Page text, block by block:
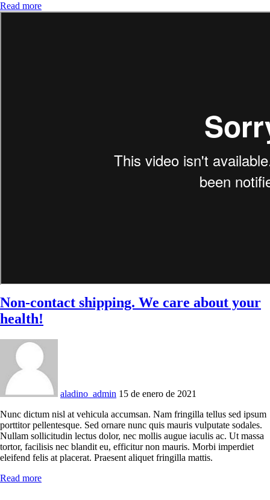
Read more
Non-contact shipping. We care about your
health!
aladino_admin 15 de enero de 2021
Nunc dictum nisl at vehicula accumsan. Nam fringilla tellus sed ipsum
porttitor pellentesque. Sed ornare nunc quis mauris vulputate sodales.
Nullam sollicitudin lectus dolor, nec mollis augue iaculis ac. Ut massa
tortor, facilisis nec blandit eu, efficitur non mauris. Morbi imperdiet
eleifend felis at placerat. Praesent aliquet fringilla mattis.
Read more